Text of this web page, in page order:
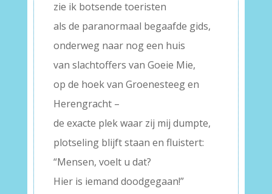
zie ik botsende toeristen
als de paranormaal begaafde gids,
onderweg naar nog een huis
van slachtoffers van Goeie Mie,
op de hoek van Groenesteeg en
Herengracht –
de exacte plek waar zij mij dumpte,
plotseling blijft staan en fluistert:
“Mensen, voelt u dat?
Hier is iemand doodgegaan!”